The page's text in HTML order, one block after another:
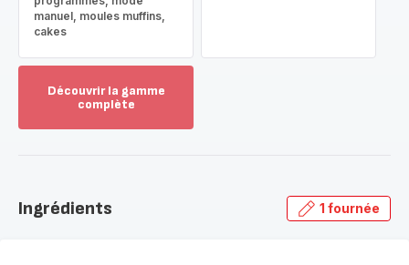
manuel, moules muffins,
cakes
Découvrir la gamme
complète
gamme
Ingrédients 1 fournée